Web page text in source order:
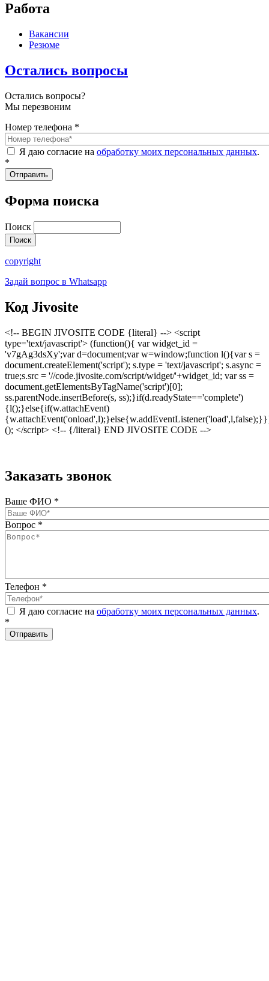
Работа
Вакансии
Резюме
Остались вопросы
Остались вопросы?
Мы перезвоним
Номер телефона *
Я даю согласие на обработку моих персональных данных.
*
Форма поиска
Поиск
copyright
Задай вопрос в Whatsapp
Код Jivosite
<!-- BEGIN JIVOSITE CODE {literal} --> <script
type='text/javascript'> (function(){ var widget_id =
'v7gAg3dsXy';var d=document;var w=window;function l(){var s =
document.createElement('script'); s.type = 'text/javascript'; s.async =
true;s.src = '//code.jivosite.com/script/widget/'+widget_id; var ss =
document.getElementsByTagName('script')[0];
ss.parentNode.insertBefore(s, ss);}if(d.readyState=='complete')
{l();}else{if(w.attachEvent)
(); </script> <!-- {/literal} END JIVOSITE CODE -->
Заказать звонок
Ваше ФИО *
Вопрос *
Телефон *
Я даю согласие на обработку моих персональных данных.
*